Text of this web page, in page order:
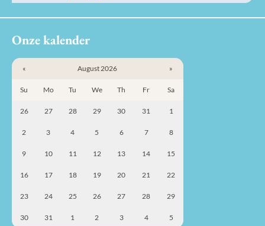
Onze kalender
« August 2026 »
Su Mo Tu We Th Fr Sa
26 27 28 29 30 31 1
2 3 4 5 6 7 8
9 10 11 12 13 14 15
16 17 18 19 20 21 22
23 24 25 26 27 28 29
30 31 1 2 3 4 5